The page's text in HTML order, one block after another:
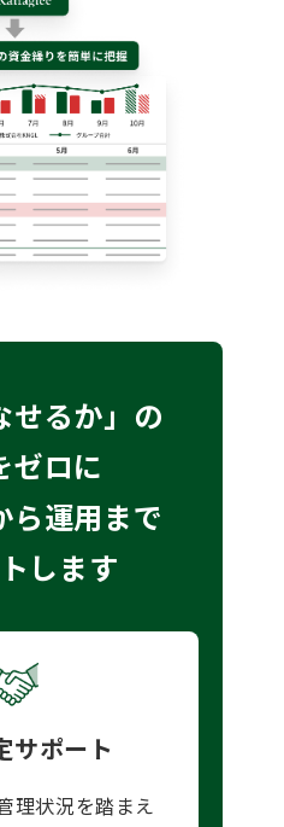
せるか」の
ゼロに
ら運用まで
します
サポート
理状況を踏まえ